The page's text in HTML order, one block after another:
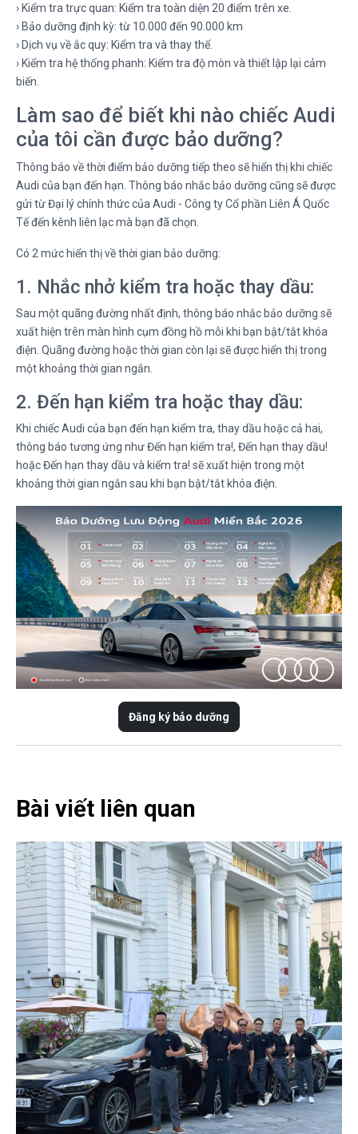
› Kiểm tra trực quan: Kiểm tra toàn diện 20 điểm trên xe.
› Bảo dưỡng định kỳ: từ 10.000 đến 90.000 km
› Dịch vụ về ắc quy: Kiểm tra và thay thế.
› Kiểm tra hệ thống phanh: Kiểm tra độ mòn và thiết lập lại cảm
biến.
Làm sao để biết khi nào chiếc Audi
của tôi cần được bảo dưỡng?
Thông báo về thời điểm bảo dưỡng tiếp theo sẽ hiển thị khi chiếc
Audi của bạn đến hạn. Thông báo nhắc bảo dưỡng cũng sẽ được
gửi từ Đại lý chính thức của Audi - Công ty Cổ phần Liên Á Quốc
Tế đến kênh liên lạc mà bạn đã chọn.
Có 2 mức hiển thị về thời gian bảo dưỡng:
1. Nhắc nhở kiểm tra hoặc thay dầu:
Sau một quãng đường nhất định, thông báo nhắc bảo dưỡng sẽ
xuất hiện trên màn hình cụm đồng hồ mỗi khi bạn bật/tắt khóa
điện. Quãng đường hoặc thời gian còn lại sẽ được hiển thị trong
một khoảng thời gian ngắn.
2. Đến hạn kiểm tra hoặc thay dầu:
Khi chiếc Audi của bạn đến hạn kiểm tra, thay dầu hoặc cả hai,
thông báo tương ứng như Đến hạn kiểm tra!, Đến hạn thay dầu!
hoặc Đến hạn thay dầu và kiểm tra! sẽ xuất hiện trong một
khoảng thời gian ngắn sau khi bạn bật/tắt khóa điện.
Đăng ký bảo dưỡng
Bài viết liên quan